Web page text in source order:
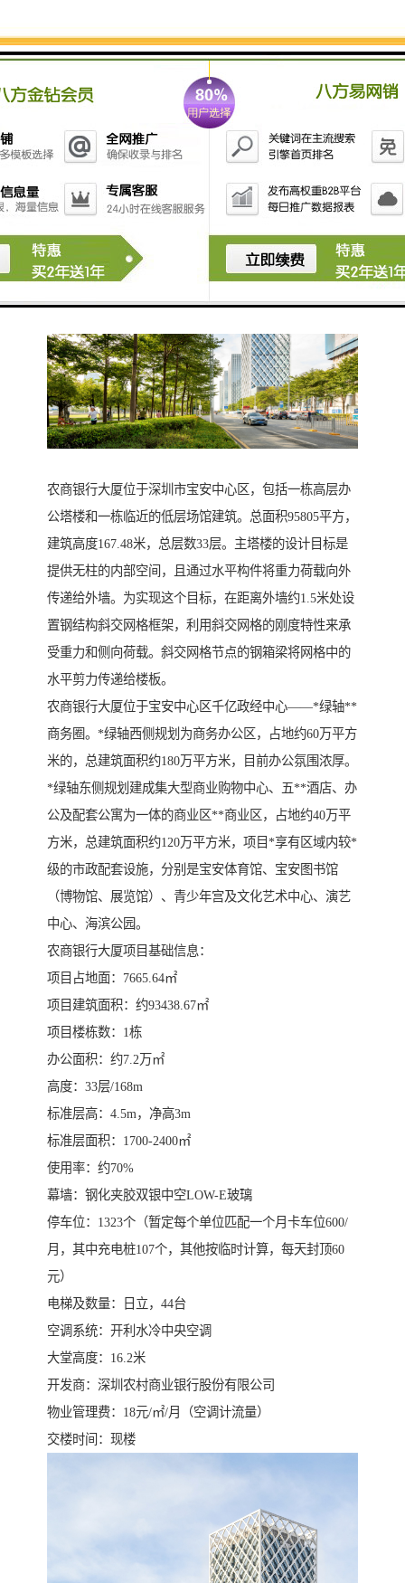
3、楼盘高度：167.48米
4、楼盘层数：地上33层，地下6层
5、容 积 率：7.42
6、绿 化 率：25.01%
7、标准层高：4.5米
8、停 车 位：498个
9、开 发 商：深圳农村商业银行股份有限公司
农商银行大厦位于深圳市宝安中心区，包括一栋高层办
公塔楼和一栋临近的低层场馆建筑。总面积95805平方，
建筑高度167.48米，总层数33层。主塔楼的设计目标是
提供无柱的内部空间，且通过水平构件将重力荷载向外
传递给外墙。为实现这个目标，在距离外墙约1.5米处设
置钢结构斜交网格框架，利用斜交网格的刚度特性来承
受重力和侧向荷载。斜交网格节点的钢箱梁将网格中的
水平剪力传递给楼板。
农商银行大厦位于宝安中心区千亿政经中心——*绿轴**
商务圈。*绿轴西侧规划为商务办公区，占地约60万平方
米的，总建筑面积约180万平方米，目前办公氛围浓厚。
*绿轴东侧规划建成集大型商业购物中心、五**酒店、办
公及配套公寓为一体的商业区**商业区，占地约40万平
方米，总建筑面积约120万平方米，项目*享有区域内较*
级的市政配套设施，分别是宝安体育馆、宝安图书馆
（博物馆、展览馆）、青少年宫及文化艺术中心、演艺
中心、海滨公园。
农商银行大厦项目基础信息：
项目占地面：7665.64㎡
项目建筑面积：约93438.67㎡
项目楼栋数：1栋
办公面积：约7.2万㎡
高度：33层/168m
标准层高：4.5m，净高3m
标准层面积：1700-2400㎡
使用率：约70%
幕墙：钢化夹胶双银中空LOW-E玻璃
停车位：1323个（暂定每个单位匹配一个月卡车位600/
月，其中充电桩107个，其他按临时计算，每天封顶60
元）
电梯及数量：日立，44台
空调系统：开利水冷中央空调
大堂高度：16.2米
开发商：深圳农村商业银行股份有限公司
物业管理费：18元/㎡/月（空调计流量）
交楼时间：现楼